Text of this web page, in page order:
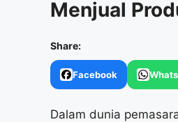
Menjual
Share:
Facebook
Dalam dunia